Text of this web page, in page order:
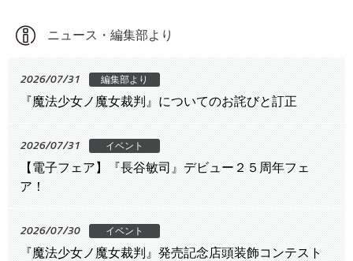
ニュース・編集部より
2026/07/31 編集部より
『魔法少女ノ魔女裁判』についてのお詫びと訂正
2026/07/31 イベント
【電子フェア】『長谷敏司』デビュー２５周年フェ
ア！
2026/07/30 イベント
『魔法少女ノ魔女裁判』発売記念店頭装飾コンテスト